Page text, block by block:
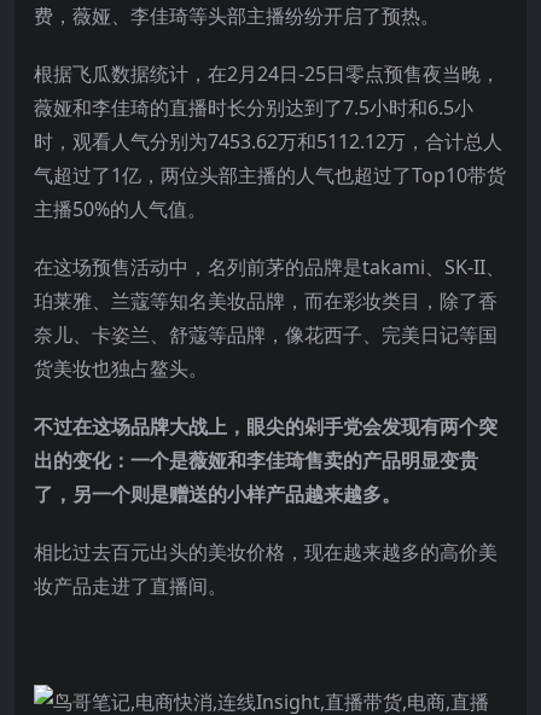
费，薇娅、李佳琦等头部主播纷纷开启了预热。
根据飞瓜数据统计，在2月24日-25日零点预售夜当晚，
薇娅和李佳琦的直播时长分别达到了7.5小时和6.5小
时，观看人气分别为7453.62万和5112.12万，合计总人
气超过了1亿，两位头部主播的人气也超过了Top10带货
主播50%的人气值。
在这场预售活动中，名列前茅的品牌是takami、SK-II、
珀莱雅、兰蔻等知名美妆品牌，而在彩妆类目，除了香
奈儿、卡姿兰、舒蔻等品牌，像花西子、完美日记等国
货美妆也独占鳌头。
不过在这场品牌大战上，眼尖的剁手党会发现有两个突
出的变化：一个是薇娅和李佳琦售卖的产品明显变贵
了，另一个则是赠送的小样产品越来越多。
相比过去百元出头的美妆价格，现在越来越多的高价美
妆产品走进了直播间。